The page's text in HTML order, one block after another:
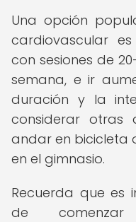
Una opción
cardiovascular
con sesiones de
semana, e ir
duración y la
considerar otras
andar en bicicleta
en el gimnasio.
Recuerda que es
de comenzar